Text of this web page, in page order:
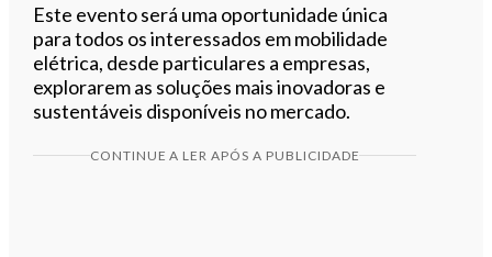
Este evento será uma oportunidade única
para todos os interessados em mobilidade
elétrica, desde particulares a empresas,
explorarem as soluções mais inovadoras e
sustentáveis disponíveis no mercado.
CONTINUE A LER APÓS A PUBLICIDADE